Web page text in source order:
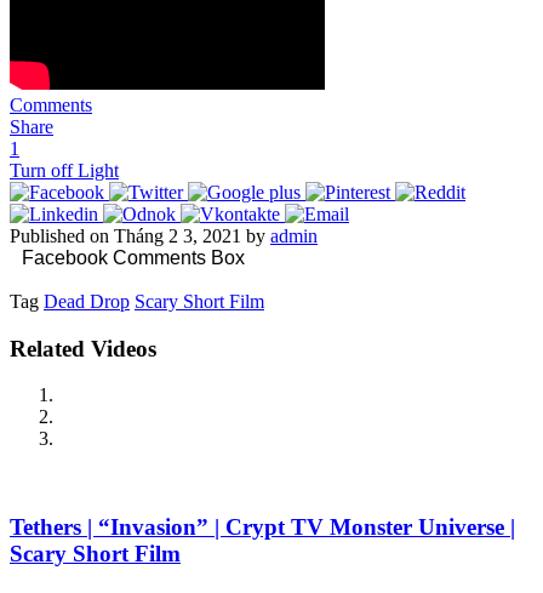
Comments
Share
1
Turn off Light
Published on Tháng 2 3, 2021 by admin
Facebook Comments Box
Tag Dead Drop Scary Short Film
Related Videos
Tethers | “Invasion” | Crypt TV Monster Universe |
Scary Short Film